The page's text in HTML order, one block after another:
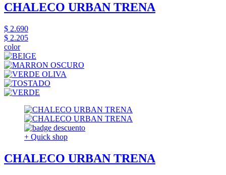
CHALECO URBAN TRENA
$ 2.690
$ 2.205
color
+ Quick shop
CHALECO URBAN TRENA